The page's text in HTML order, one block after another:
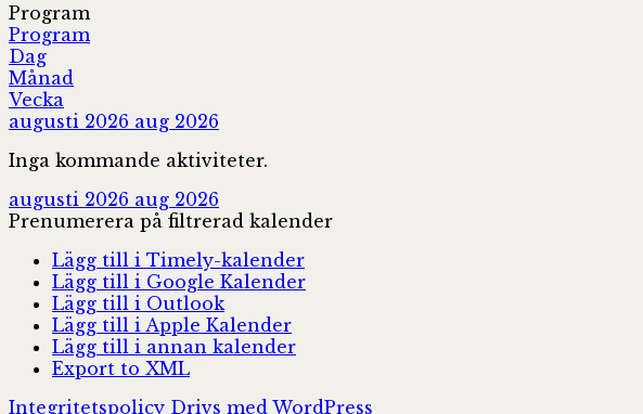
Program
Program
Dag
Månad
Vecka
augusti 2026 aug 2026
Inga kommande aktiviteter.
augusti 2026 aug 2026
Prenumerera på filtrerad kalender
Lägg till i Timely-kalender
Lägg till i Google Kalender
Lägg till i Outlook
Lägg till i Apple Kalender
Lägg till i annan kalender
Export to XML
Integritetspolicy Drivs med WordPress